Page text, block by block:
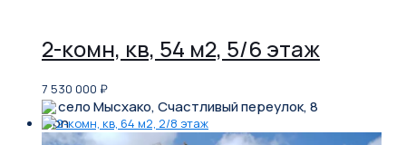
2-комн, кв, 54 м2, 5/6 этаж
7 530 000 ₽
село Мысхако, Счастливый переулок, 8